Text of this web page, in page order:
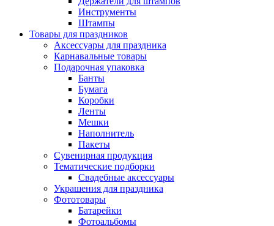
Инструменты
Штампы
Товары для праздников
Аксессуары для праздника
Карнавальные товары
Подарочная упаковка
Банты
Бумага
Коробки
Ленты
Мешки
Наполнитель
Пакеты
Сувенирная продукция
Тематические подборки
Свадебные аксессуары
Украшения для праздника
Фототовары
Батарейки
Фотоальбомы